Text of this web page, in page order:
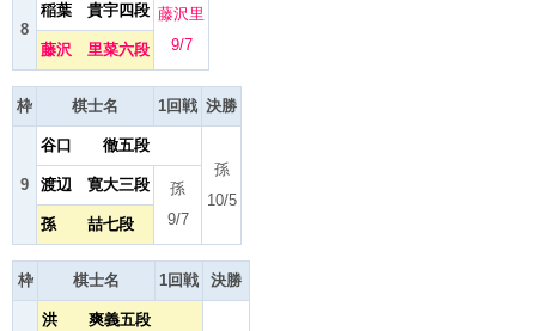
8
稲葉 貴宇四段 藤沢里
9/7
藤沢 里菜六段
枠 棋士名 1回戦 決勝
9
谷口 徹五段
孫
10/5
渡辺 寛大三段
孫
9/7
孫 喆七段
枠 棋士名 1回戦 決勝
洪 爽義五段